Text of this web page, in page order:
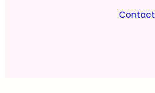
Contact